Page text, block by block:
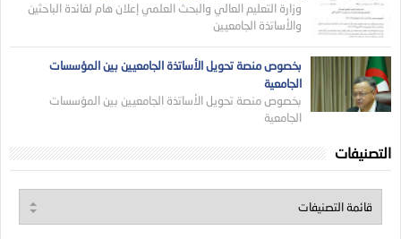
وزارة التعليم العالي والبحث العلمي إعلان هام لفائدة الباحثين
والأساتذة الجامعيين
بخصوص منصة تحويل الأساتذة الجامعيين بين المؤسسات
الجامعية
بخصوص منصة تحويل الأساتذة الجامعيين بين المؤسسات
الجامعية
التصنيفات